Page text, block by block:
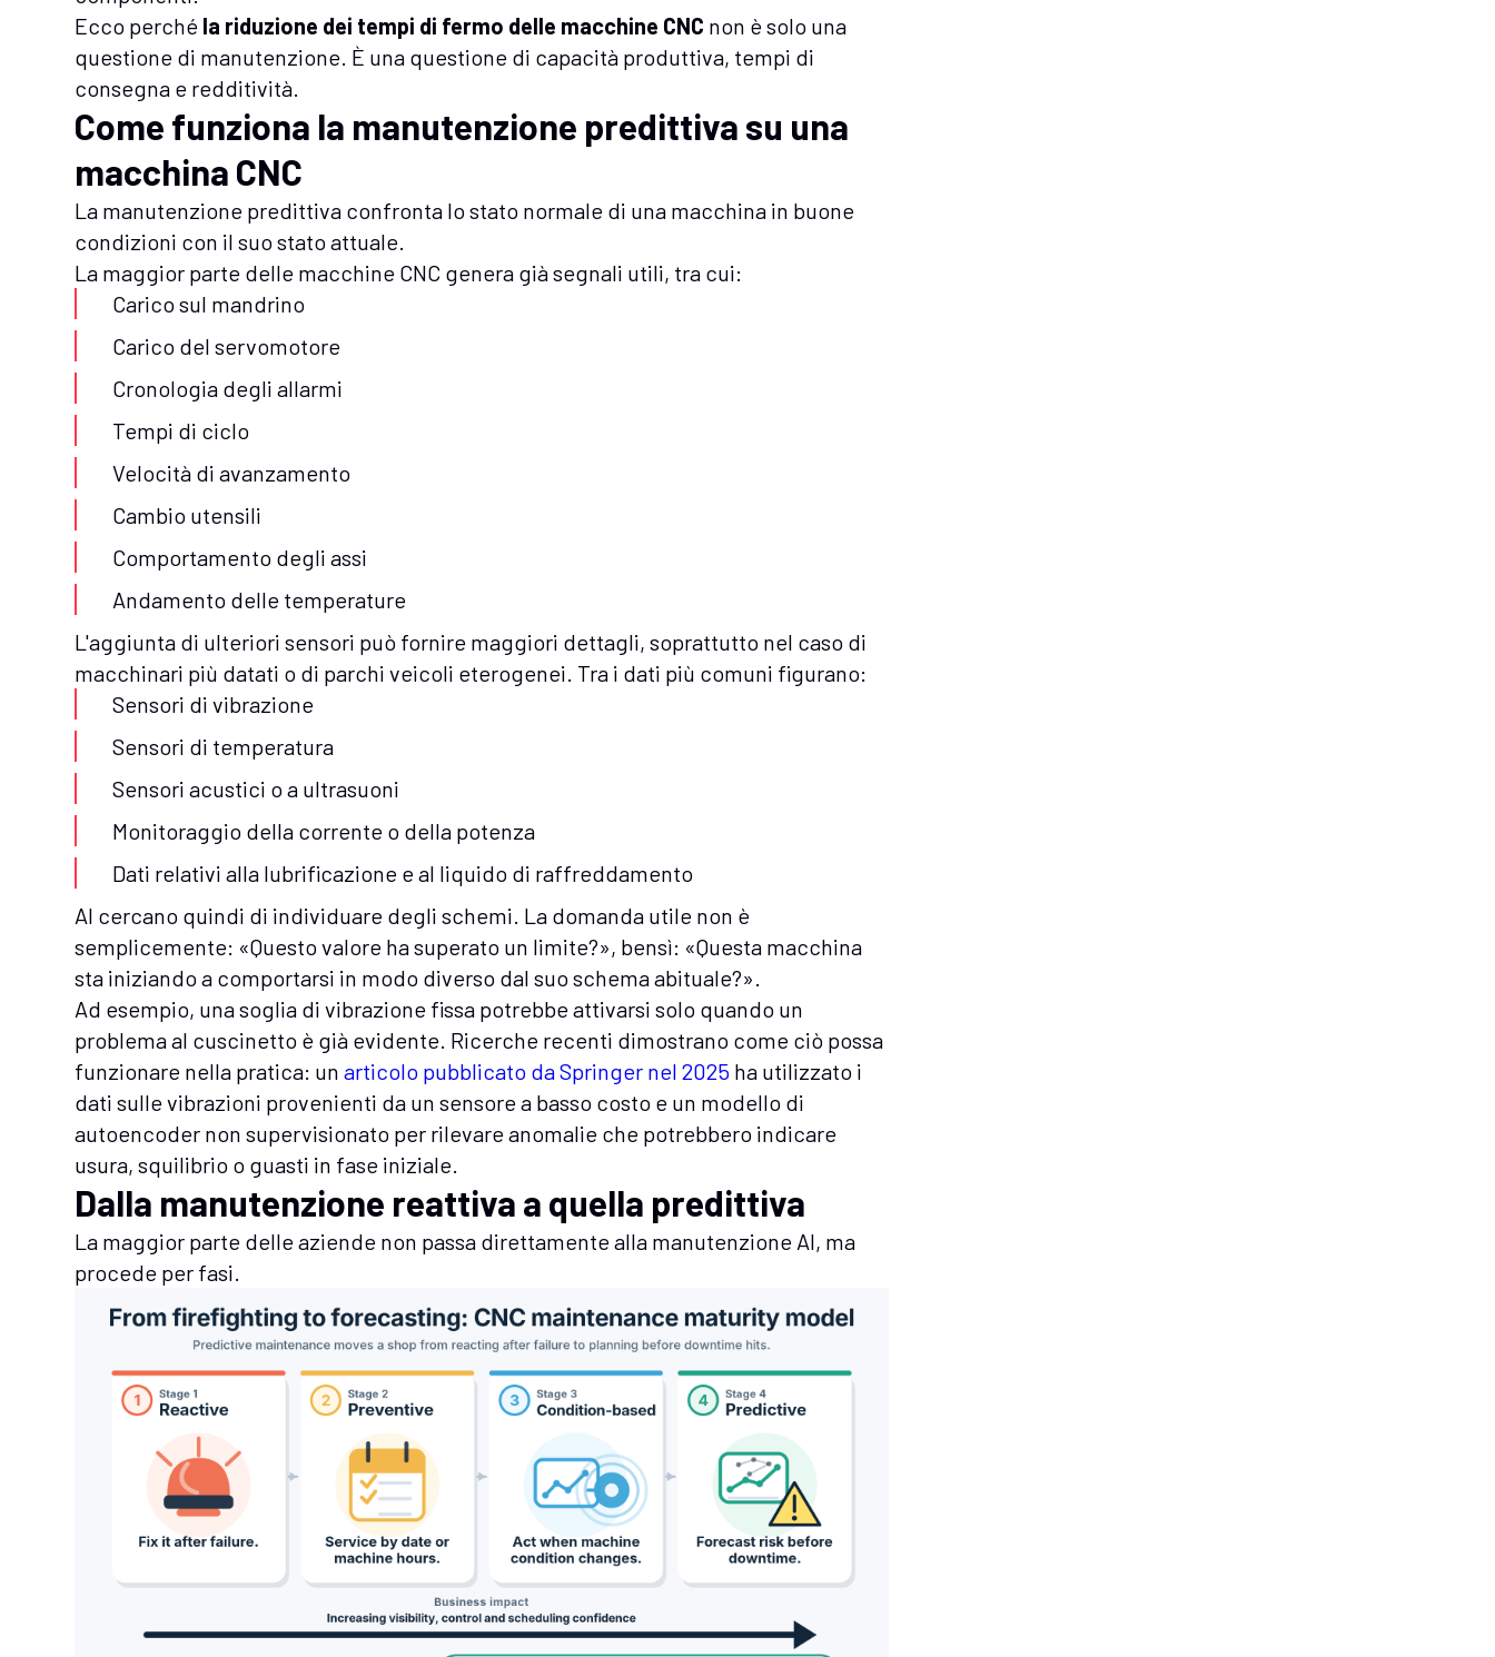
Ecco perché la riduzione dei tempi di fermo delle macchine CNC non è solo una
questione di manutenzione. È una questione di capacità produttiva, tempi di
consegna e redditività.
Come funziona la manutenzione predittiva su una
macchina CNC
La manutenzione predittiva confronta lo stato normale di una macchina in buone
condizioni con il suo stato attuale.
La maggior parte delle macchine CNC genera già segnali utili, tra cui:
Carico sul mandrino
Carico del servomotore
Cronologia degli allarmi
Tempi di ciclo
Velocità di avanzamento
Cambio utensili
Comportamento degli assi
Andamento delle temperature
L'aggiunta di ulteriori sensori può fornire maggiori dettagli, soprattutto nel caso di
macchinari più datati o di parchi veicoli eterogenei. Tra i dati più comuni figurano:
Sensori di vibrazione
Sensori di temperatura
Sensori acustici o a ultrasuoni
Monitoraggio della corrente o della potenza
Dati relativi alla lubrificazione e al liquido di raffreddamento
AI cercano quindi di individuare degli schemi. La domanda utile non è
semplicemente: «Questo valore ha superato un limite?», bensì: «Questa macchina
sta iniziando a comportarsi in modo diverso dal suo schema abituale?».
Ad esempio, una soglia di vibrazione fissa potrebbe attivarsi solo quando un
problema al cuscinetto è già evidente. Ricerche recenti dimostrano come ciò possa
funzionare nella pratica: unarticolo pubblicato da Springer nel 2025 ha utilizzato i
dati sulle vibrazioni provenienti da un sensore a basso costo e un modello di
autoencoder non supervisionato per rilevare anomalie che potrebbero indicare
usura, squilibrio o guasti in fase iniziale.
Dalla manutenzione reattiva a quella predittiva
La maggior parte delle aziende non passa direttamente alla manutenzione AI, ma
procede per fasi.